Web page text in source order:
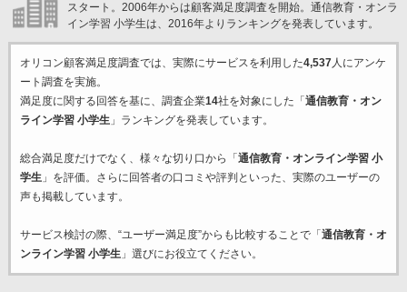
スタート。2006年からは顧客満足度調査を開始。通信教育・オンラ
イン学習 小学生は、2016年よりランキングを発表しています。
オリコン顧客満足度調査では、実際にサービスを利用した4,537人にアンケ
ート調査を実施。
満足度に関する回答を基に、調査企業14社を対象にした「 通信教育・オン
ライン学習 小学生」ランキングを発表しています。
総合満足度だけでなく、様々な切り口から「 通信教育・オンライン学習 小
学生」を評価。さらに回答者の口コミや評判といった、実際のユーザーの
声も掲載しています。
サービス検討の際、“ユーザー満足度”からも比較することで「 通信教育・オ
ンライン学習 小学生」選びにお役立てください。